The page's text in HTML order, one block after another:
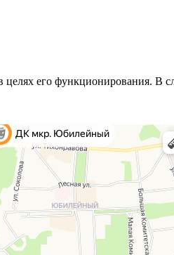
его функционирования. В